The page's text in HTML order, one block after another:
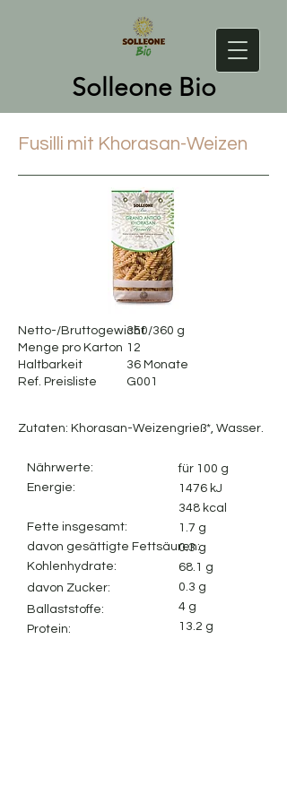
Solleone Bio
Fusilli mit Khorasan-Weizen
Netto-/Bruttogewicht
Menge pro Karton
Haltbarkeit
Ref. Preisliste
350/360 g
12
36 Monate
G001
Zutaten: Khorasan-Weizengrieß*, Wasser.
Nährwerte:
Energie:
Fette insgesamt:
davon gesättigte Fettsäuren:
Kohlenhydrate:
davon Zucker:
Ballaststoffe:
Protein:
für 100 g
1476 kJ
348 kcal
1.7 g
0.3 g
68.1 g
0.3 g
4 g
13.2 g